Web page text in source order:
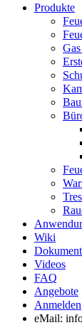
Produkte
Wiki
Videos
FAQ
Angebote
Anmelden
eMail: